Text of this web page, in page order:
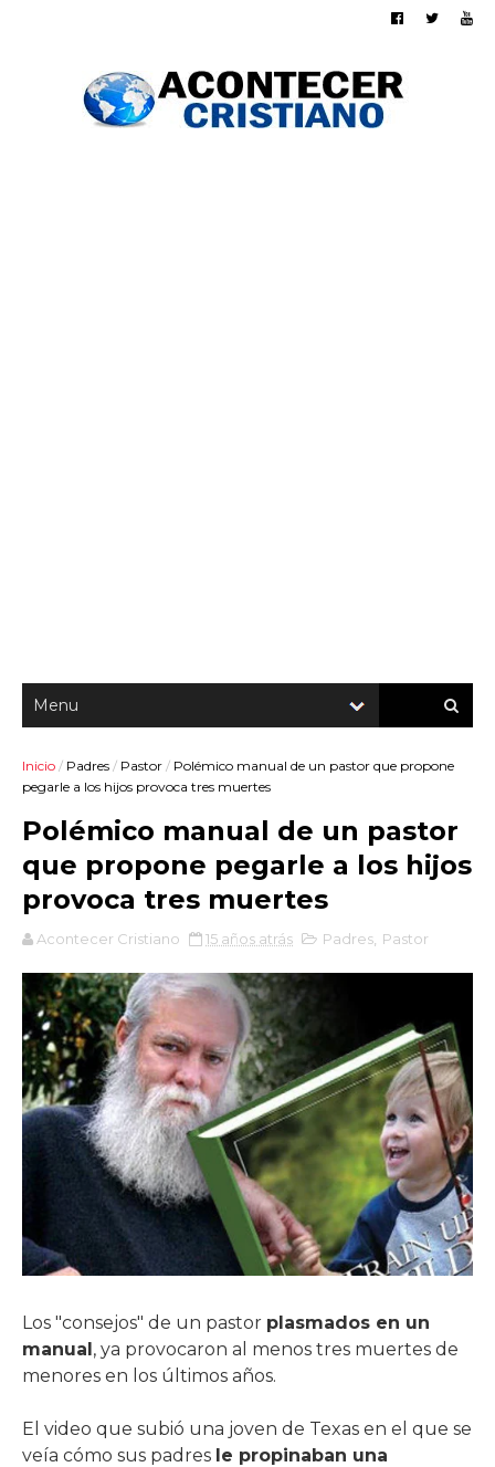
Inicio / Padres / Pastor / Polémico manual de un pastor que propone
pegarle a los hijos provoca tres muertes
Polémico manual de un pastor
que propone pegarle a los hijos
provoca tres muertes
Acontecer Cristiano 15 años atrás Padres Pastor
Los "consejos" de un pastor plasmados en un
manual, ya provocaron al menos tres muertes de
menores en los últimos años.
El video que subió una joven de Texas en el que se
veía cómo sus padres le propinaban una